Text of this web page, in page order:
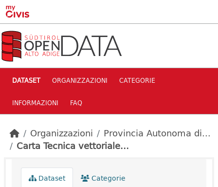
Skip to main content
DATASET ORGANIZZAZIONI CATEGORIE
INFORMAZIONI FAQ
Organizzazioni
Provincia Autonoma di...
Carta Tecnica vettoriale...
Dataset
Categorie